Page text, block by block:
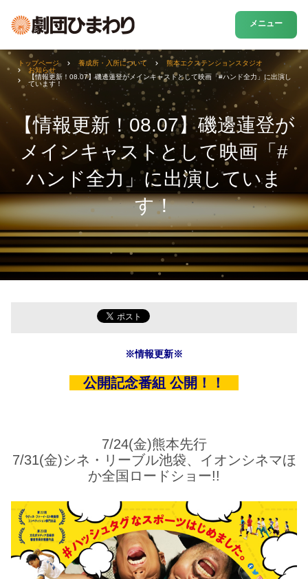
メニュー
【情報更新！08.07】磯邊蓮登が
メインキャストとして映画「#
ハンド全力」に出演していま
す！
トップページ 養成所・入所について
熊本エクステンションスタジオ
お知らせ
【情報更新！08.07】磯邊蓮登がメインキャストとして映画「#ハンド全力」に出演し
ています！
※情報更新※
公開記念番組 公開！！
7/24(金)熊本先行
7/31(金)シネ・リーブル池袋、イオンシネマほ
か全国ロードショー!!